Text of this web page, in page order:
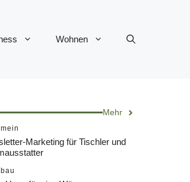
Wohnen
Mehr
Marketing für Tischler und